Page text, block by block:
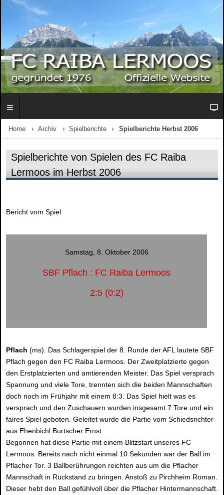
Home Archiv Spielberichte Spielberichte Herbst 2006
Spielberichte von Spielen des FC Raiba
Lermoos im Herbst 2006
Bericht vom Spiel
Samstag, 8. Oktober 2006
SBF Pflach : FC Raiba Lermoos
2:5 (0:2)
Pflach (ms). Das Schlagerspiel der 8. Runde der AFL lautete SBF
Pflach gegen den FC Raiba Lermoos. Der Zweitplatzierte gegen
den Erstplatzierten und amtierenden Meister. Das Spiel versprach
Spannung und viele Tore, trennten sich die beiden Mannschaften
doch noch im Frühjahr mit einem 8:3. Das Spiel hielt was es
versprach und den Zuschauern wurden insgesamt 7 Tore und ein
faires Spiel geboten. Geleitet wurde die Partie vom Schiedsrichter
aus Ehenbichl Burtscher Ernst.
Begonnen hat diese Partie mit einem Blitzstart unseres FC
Lermoos. Bereits nach nicht einmal 10 Sekunden war der Ball im
Pflacher Tor. 3 Ballberührungen reichten aus um die Pflacher
Mannschaft in Rückstand zu bringen. Anstoß zu Pirchheim Roman.
Dieser hebt den Ball gefühlvoll über die Pflacher Hintermannschaft.